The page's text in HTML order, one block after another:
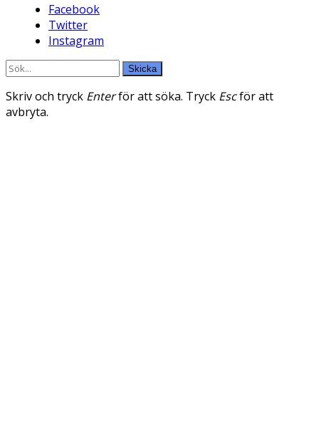
Facebook
Twitter
Instagram
Skicka
Skriv och tryck Enterför att söka. Tryck Escför att
avbryta.